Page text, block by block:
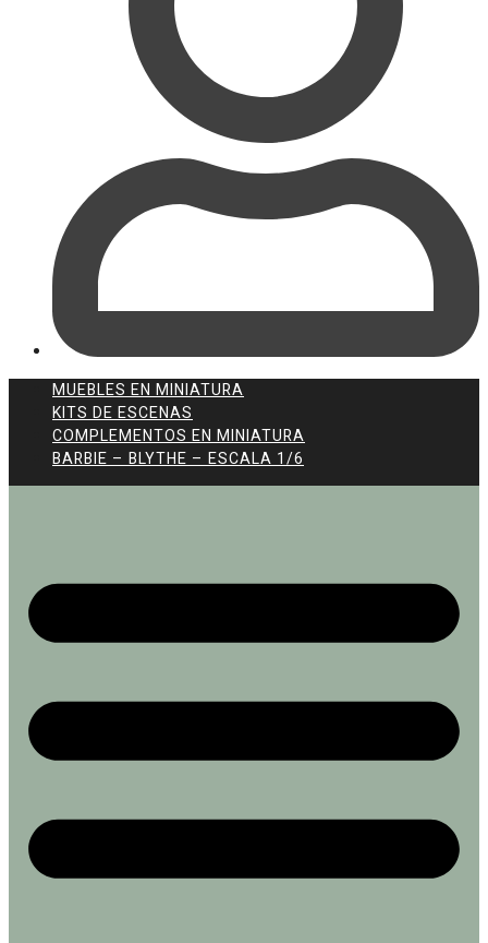
MUEBLES EN MINIATURA
KITS DE ESCENAS
COMPLEMENTOS EN MINIATURA
BARBIE – BLYTHE – ESCALA 1/6